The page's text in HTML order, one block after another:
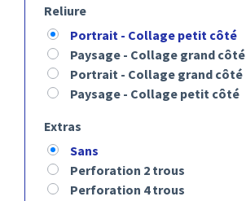
Reliure
Portrait - Collage petit côté
Paysage - Collage grand côté
Portrait - Collage grand côté
Paysage - Collage petit côté
Extras
Sans
Perforation 2 trous
Perforation 4 trous